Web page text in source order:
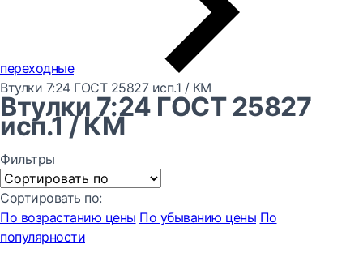
переходные
Втулки 7:24 ГОСТ 25827 исп.1 / КМ
Втулки 7:24 ГОСТ 25827
исп.1 / КМ
Фильтры
Сортировать по:
По возрастанию цены По убыванию цены По
популярности